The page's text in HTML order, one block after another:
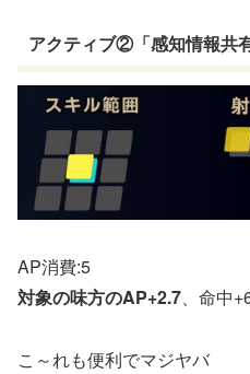
アクティブ②「感知情報共
AP消費:5
対象の味方のAP+2.7、命中
こ～れも便利でマジヤバ